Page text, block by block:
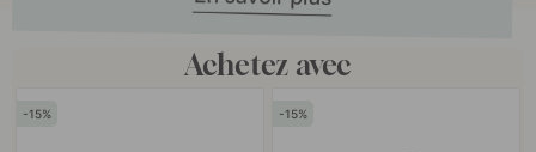
Achetez avec
15 15